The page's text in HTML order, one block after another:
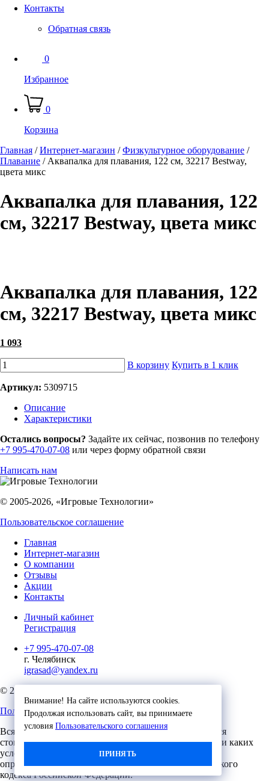
Контакты
Обратная связь
0
Избранное
0
Корзина
Главная /Интернет-магазин /Физкультурное оборудование /
Плавание / Аквапалка для плавания, 122 см, 32217 Bestway,
цвета микс
Аквапалка для плавания, 122
см, 32217 Bestway, цвета микс
Аквапалка для плавания, 122
см, 32217 Bestway, цвета микс
1 093
В корзину Купить в 1 клик
Артикул: 5309715
Описание
Характеристики
Внимание! На сайте используются cookies.
Продолжая использовать сайт, вы принимаете
условия Пользовательского соглашения
ПРИНЯТЬ
Остались вопросы? Задайте их сейчас, позвонив по телефону
+7 995-470-07-08 или через форму обратной связи
Написать нам
© 2005-2026, «Игровые Технологии»
Пользовательское соглашение
Главная
Интернет-магазин
О компании
Отзывы
Акции
Контакты
Личный кабинет
Регистрация
+7 995-470-07-08
г. Челябинск
igrasad@yandex.ru
© 2023, Игровые Технологии
Пользовательское соглашение
Вся представленная на сайте информация, касающаяся
стоимости, носит информационный характер и ни при каких
условиях не является публичной офертой,
определяемой положениями Статьи 437 (2) Гражданского
кодекса Российской Федерации.